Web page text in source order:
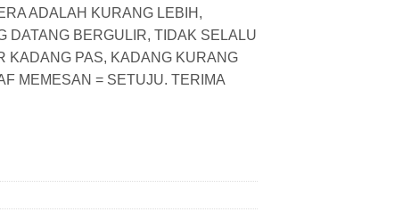
ADALAH KURANG LEBIH,
DATANG BERGULIR, TIDAK SELALU
KADANG PAS, KADANG KURANG
MEMESAN = SETUJU. TERIMA